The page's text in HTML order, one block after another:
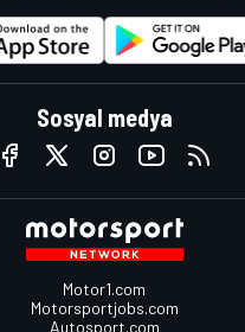
Sosyal medya
Motor1.com
Motorsportjobs.com
Autosport.com